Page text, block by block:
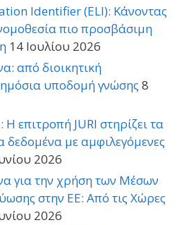
Identifier (ELI): Κάνοντας
πιο προσβάσιμη
14 Ιουλίου 2026
από διοικητική
υποδομή γνώσης 8
επιτροπή JURI στηρίζει τα
δεδομένα με αμφιλεγόμενες
2026
για την χρήση των Μέσων
στην ΕΕ: Από τις Χώρες
2026